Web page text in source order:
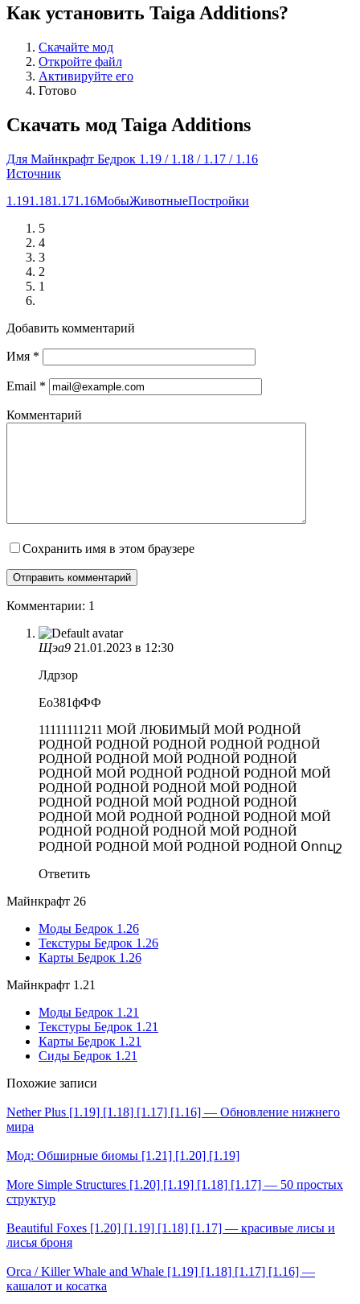
Как установить Taiga Additions?
Скачайте мод
Откройте файл
Активируйте его
Готово
Скачать мод Taiga Additions
Для Майнкрафт Бедрок 1.19 / 1.18 / 1.17 / 1.16
Источник
1.191.181.171.16МобыЖивотныеПостройки
5
4
3
2
1
Добавить комментарий
Имя *
Email *
Комментарий
Сохранить имя в этом браузере
Комментарии: 1
Щэа9 21.01.2023 в 12:30
Лдрзор
Ео381фФФ
11111111211 МОЙ ЛЮБИМЫЙ МОЙ РОДНОЙ
РОДНОЙ РОДНОЙ РОДНОЙ РОДНОЙ РОДНОЙ
РОДНОЙ РОДНОЙ МОЙ РОДНОЙ РОДНОЙ
РОДНОЙ МОЙ РОДНОЙ РОДНОЙ РОДНОЙ МОЙ
РОДНОЙ РОДНОЙ РОДНОЙ МОЙ РОДНОЙ
РОДНОЙ РОДНОЙ МОЙ РОДНОЙ РОДНОЙ
РОДНОЙ МОЙ РОДНОЙ РОДНОЙ РОДНОЙ МОЙ
РОДНОЙ РОДНОЙ РОДНОЙ МОЙ РОДНОЙ
РОДНОЙ РОДНОЙ МОЙ РОДНОЙ РОДНОЙ Օոուլշ
Ответить
Майнкрафт 26
Моды Бедрок 1.26
Текстуры Бедрок 1.26
Карты Бедрок 1.26
Майнкрафт 1.21
Моды Бедрок 1.21
Текстуры Бедрок 1.21
Карты Бедрок 1.21
Сиды Бедрок 1.21
Похожие записи
Nether Plus [1.19] [1.18] [1.17] [1.16] — Обновление нижнего
мира
Мод: Обширные биомы [1.21] [1.20] [1.19]
More Simple Structures [1.20] [1.19] [1.18] [1.17] — 50 простых
структур
Beautiful Foxes [1.20] [1.19] [1.18] [1.17] — красивые лисы и
лисья броня
Orca / Killer Whale and Whale [1.19] [1.18] [1.17] [1.16] —
кашалот и косатка